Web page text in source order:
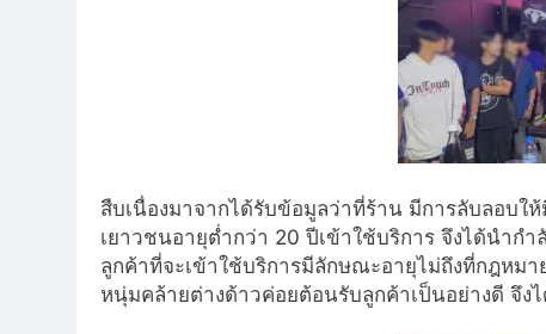
สืบเนื่องมาจากได้รับข้อมูลว่าที่ร้าน มีการลับลอบ
เยาวชนอายุต่ำกว่า 20 ปีเข้าใช้บริการ จึงได้นำก
ลูกค้าที่จะเข้าใช้บริการมีลักษณะอายุไม่ถึงที่กฎหม
หนุ่มคล้ายต่างด้าวค่อยต้อนรับลูกค้าเป็นอย่างดี จึง